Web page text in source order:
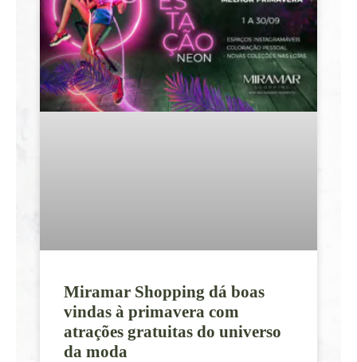
Miramar Shopping dá boas
vindas à primavera com
atrações gratuitas do universo
da moda